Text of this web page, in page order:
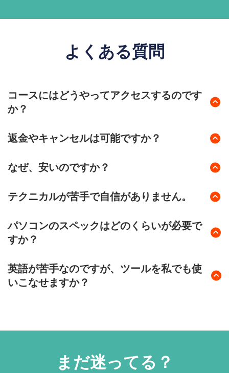
よくある質問
コースにはどうやってアクセスするのです
か？
ご購入後、ログイン用のパスワード変更のメールが届きま
す。あなた専用のIDとパスワードで、すぐに受講をスター
返金やキャンセルは可能ですか？
ご購入後、すぐに講座にアクセスし内容を閲覧できる仕様
上、返金・キャンセルは行っておりません。
なぜ、安いのですか？
自動化や仕組み化の講座は、50万円～200万円前後で提供
されていることから、びっくりされる方も多くいらっしゃ
ですが、内容的にはまったく引けをとらないばかりか、
FREPPIESの仕組みづくりは世界でも人気が高いSysteme
ツールを使い、ランニングコストも圧倒的に安く、高機能
な仕組みづくりです。
テクニカルが苦手で自信がありません。
テクニカルが苦手な方は、毎月33,000円で質問サポートが
受けられるプランもご用意しています。講座内にお申込み
用リンクがありますので、必要だと感じましたらお申込み
コーチングとブランディング、仕組みづくり、集客につな
パソコンのスペックはどのくらいが必要で
すか？
オンラインビジネス構築キットで使うツールは、ブラウザ
上で作業ができるものなので、高負荷のかかるものはあり
ません。Macユーザーなら、MacbookAirでも十分にご利
英語が苦手なのですが、ツールを私でも使
いこなせますか？
ライズされており、表示も自由に切り替えることが可能な
まだ迷ってる？